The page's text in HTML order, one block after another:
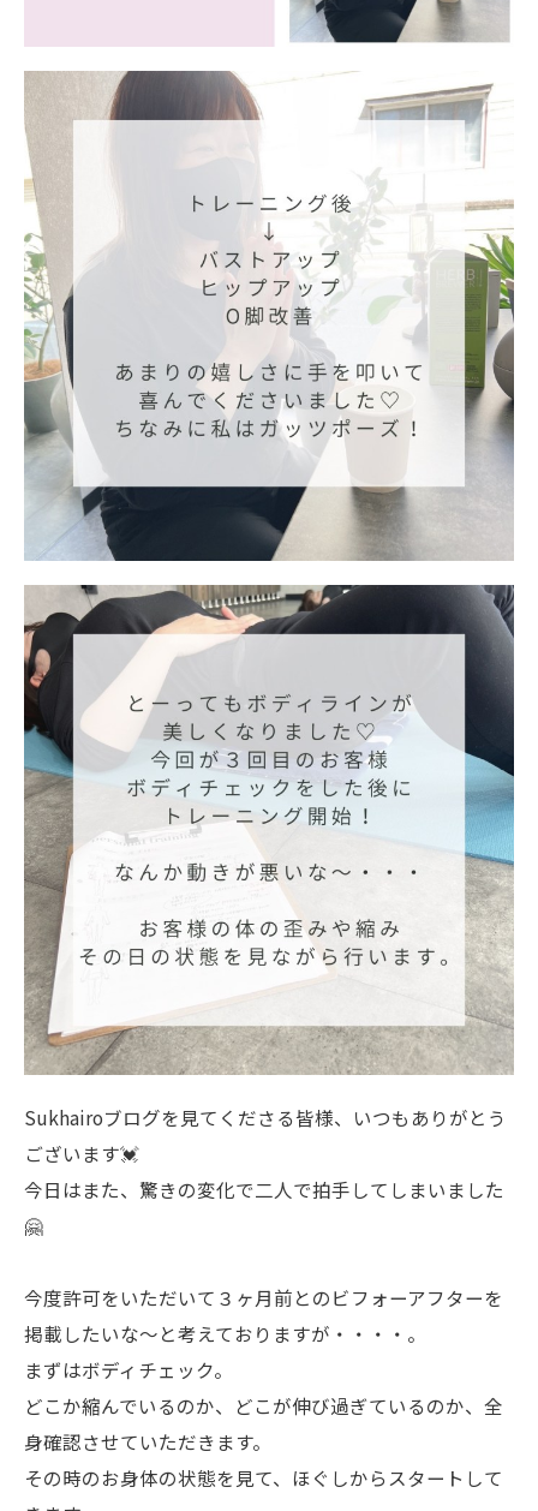
Sukhairoブログを見てくださる皆様、いつもありがとう
ございます💓
今日はまた、驚きの変化で二人で拍手してしまいました
🤗
今度許可をいただいて３ヶ月前とのビフォーアフターを
掲載したいな〜と考えておりますが・・・・。
まずはボディチェック。
どこか縮んでいるのか、どこが伸び過ぎているのか、全
身確認させていただきます。
その時のお身体の状態を見て、ほぐしからスタートして